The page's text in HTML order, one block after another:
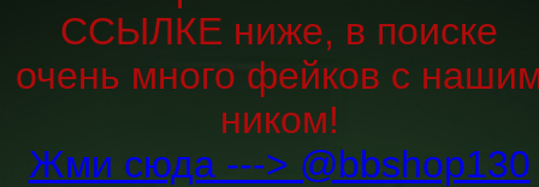
ССЫЛКЕ ниже, в поиске
очень много фейков с
ником!
Жми сюда ---> @bbshop130